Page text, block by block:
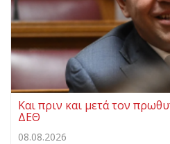
Και πριν και μετά τον
ΔΕΘ
08.08.2026